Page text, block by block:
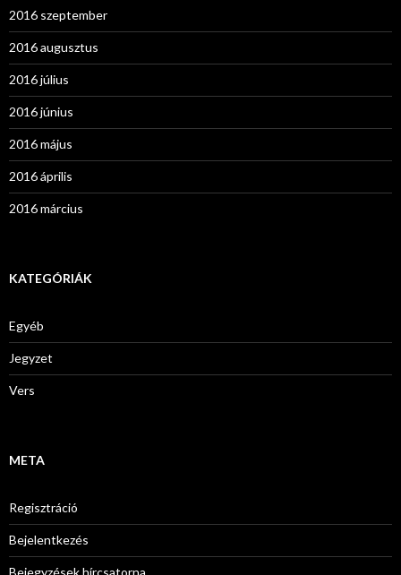
2016 szeptember
2016 augusztus
2016 július
2016 június
2016 május
2016 április
2016 március
KATEGÓRIÁK
Egyéb
Jegyzet
Vers
META
Regisztráció
Bejelentkezés
Bejegyzések hírcsatorna